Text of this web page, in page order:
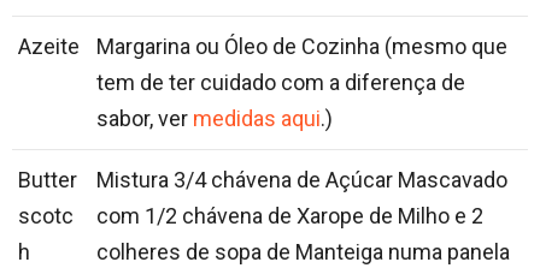
Azeite
Margarina ou Óleo de Cozinha (mesmo que
tem de ter cuidado com a diferença de
sabor, ver medidas aqui.)
Butter
scotc
h
Mistura 3/4 chávena de Açúcar Mascavado
com 1/2 chávena de Xarope de Milho e 2
colheres de sopa de Manteiga numa panela